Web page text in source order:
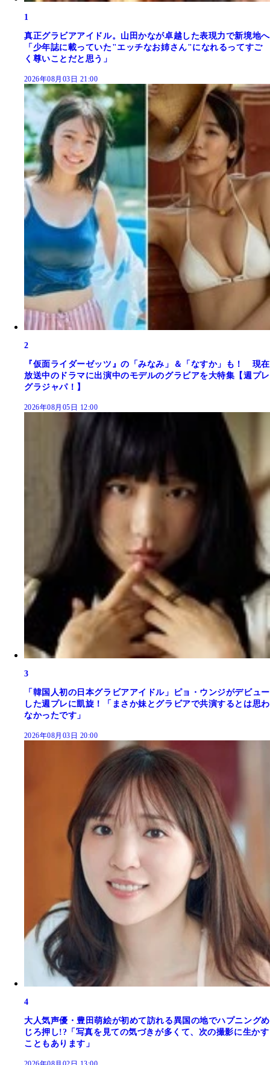
1
真正グラビアアイドル。山田かなが卓越した表現力で新境地へ
「少年誌に載っていた"エッチなお姉さん"になれるってすご
く尊いことだと思う」
2026年08月03日 21:00
2
『仮面ライダーゼッツ』の「みなみ」＆「なすか」も！ 現在
放送中のドラマに出演中のモデルのグラビアを大特集【週プレ
グラジャパ！】
2026年08月05日 12:00
3
「韓国人初の日本グラビアアイドル」ピョ・ウンジがデビュー
した週プレに凱旋！「まさか妹とグラビアで共演するとは思わ
なかったです」
2026年08月03日 20:00
4
大人気声優・豊田萌絵が初めて訪れる異国の地でハプニングめ
じろ押し!?「写真を見ての気づきが多くて、次の撮影に生かす
こともあります」